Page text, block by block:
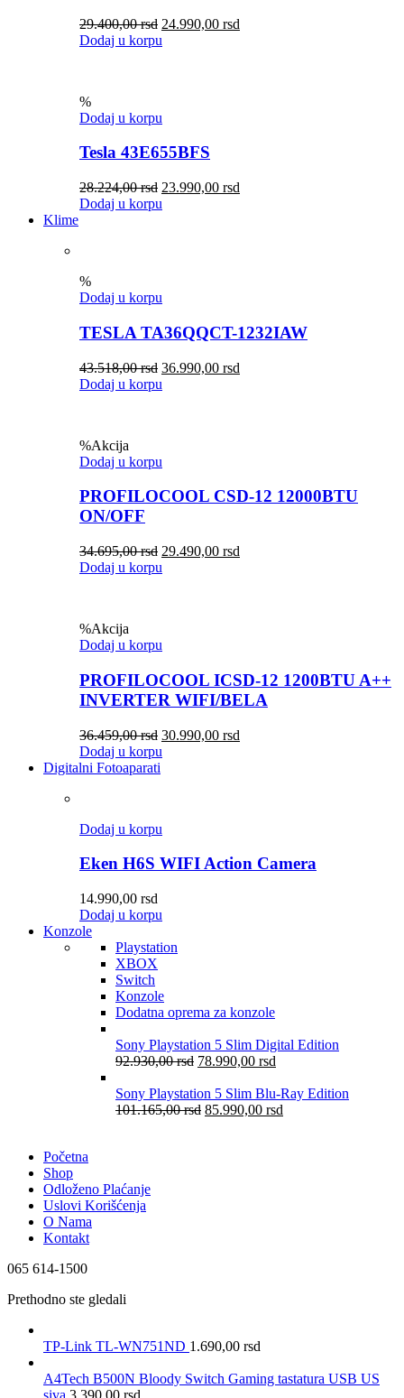
29.400,00rsd 24.990,00 rsd
Dodaj u korpu
%
Dodaj u korpu
Tesla 43E655BFS
28.224,00rsd 23.990,00 rsd
Dodaj u korpu
Klime
%
Dodaj u korpu
TESLA TA36QQCT-1232IAW
43.518,00rsd 36.990,00 rsd
Dodaj u korpu
%Akcija
Dodaj u korpu
PROFILOCOOL CSD-12 12000BTU
ON/OFF
34.695,00rsd 29.490,00 rsd
Dodaj u korpu
%Akcija
Dodaj u korpu
PROFILOCOOL ICSD-12 1200BTU A++
INVERTER WIFI/BELA
36.459,00rsd 30.990,00 rsd
Dodaj u korpu
Digitalni Fotoaparati
Dodaj u korpu
Eken H6S WIFI Action Camera
14.990,00 rsd
Dodaj u korpu
Konzole
Playstation
XBOX
Switch
Konzole
Dodatna oprema za konzole
Sony Playstation 5 Slim Digital Edition
92.930,00rsd 78.990,00 rsd
Sony Playstation 5 Slim Blu-Ray Edition
101.165,00rsd 85.990,00 rsd
Početna
Shop
Odloženo Plaćanje
Uslovi Korišćenja
O Nama
Kontakt
065 614-1500
Prethodno ste gledali
TP-Link TL-WN751ND 1.690,00 rsd
A4Tech B500N Bloody Switch Gaming tastatura USB US
siva 3.390,00 rsd